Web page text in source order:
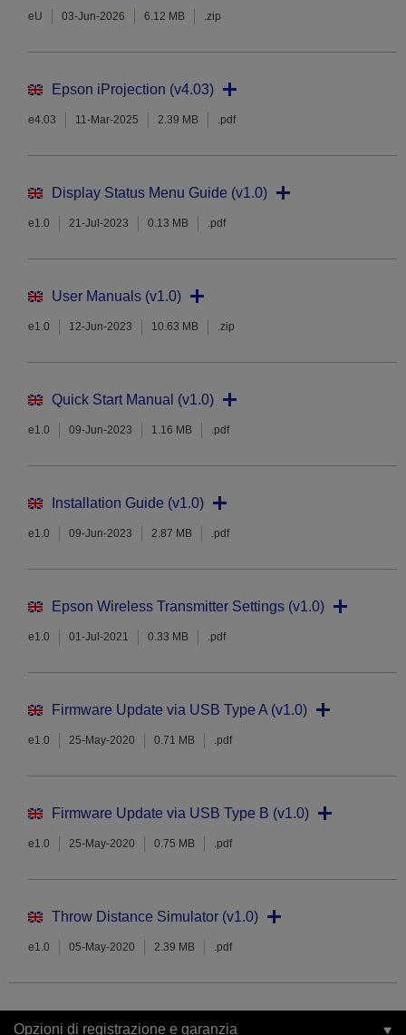
eU 03-Jun-2026 6.12 MB .zip
Epson iProjection (v4.03)
e4.03 11-Mar-2025 2.39 MB .pdf
Display Status Menu Guide (v1.0)
e1.0 21-Jul-2023 0.13 MB .pdf
User Manuals (v1.0)
e1.0 12-Jun-2023 10.63 MB .zip
Quick Start Manual (v1.0)
e1.0 09-Jun-2023 1.16 MB .pdf
Installation Guide (v1.0)
e1.0 09-Jun-2023 2.87 MB .pdf
Epson Wireless Transmitter Settings (v1.0)
e1.0 01-Jul-2021 0.33 MB .pdf
Firmware Update via USB Type A (v1.0)
e1.0 25-May-2020 0.71 MB .pdf
Firmware Update via USB Type B (v1.0)
e1.0 25-May-2020 0.75 MB .pdf
Throw Distance Simulator (v1.0)
e1.0 05-May-2020 2.39 MB .pdf
Opzioni di registrazione e garanzia